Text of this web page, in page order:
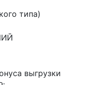
типа)
выгрузки